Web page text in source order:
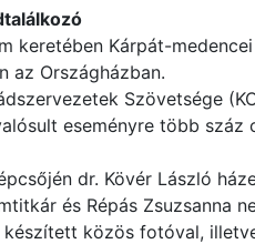
keretében Kárpát-
az Országházban.
Szövetsége
eseményre több
dr. Kövér László
és Répás Zsuzsanna
közös fotóval,